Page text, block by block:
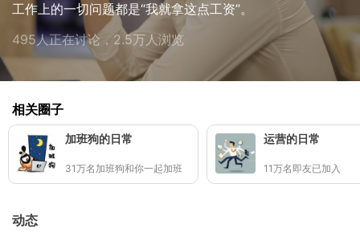
工作上的一切问题都是“我就拿这点工资”。
495人正在讨论，2.5万人浏览
相关圈子
加班狗的日常
31万名加班狗和你一起加班
运营的日常
11万名即友已加入
动态